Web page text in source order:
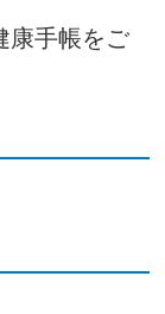
康手帳をご